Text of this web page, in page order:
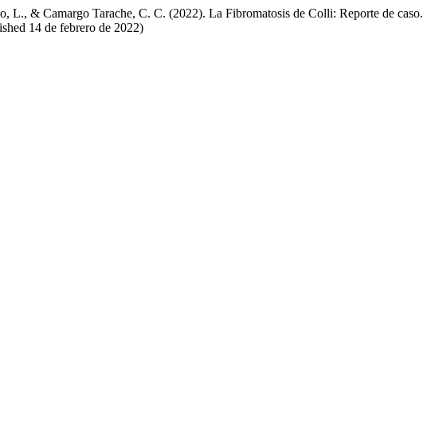
& Camargo Tarache, C. C. (2022). La Fibromatosis de Colli: Reporte de caso.
14 de febrero de 2022)